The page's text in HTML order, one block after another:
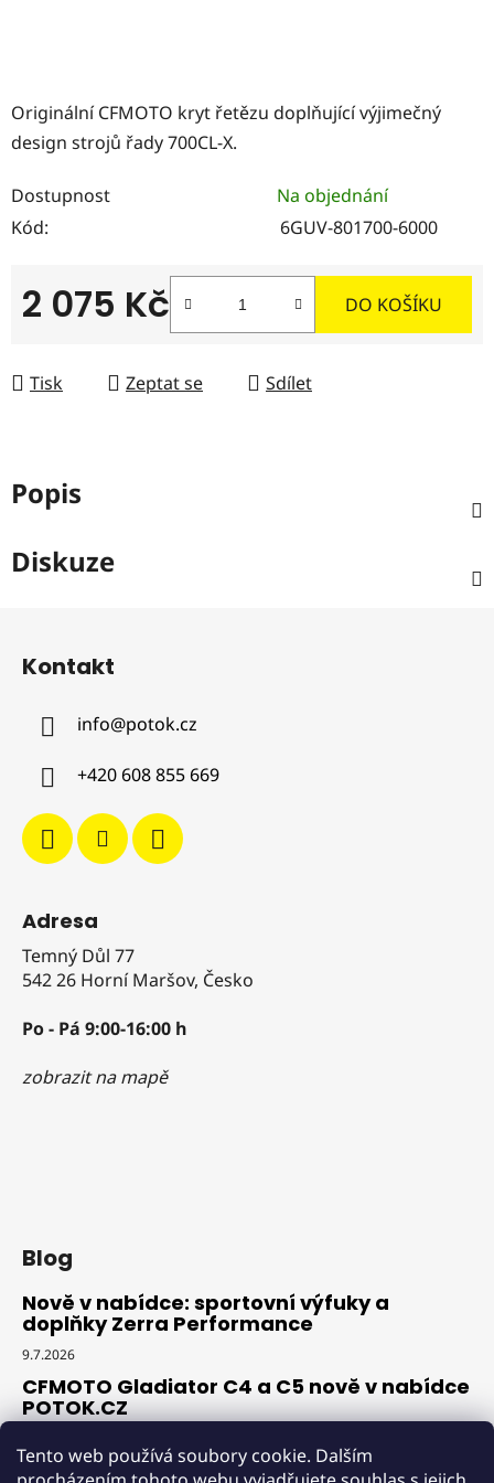
Tento web používá soubory cookie. Dalším
Originální CFMOTO kryt řetězu doplňující výjimečný
design strojů řady 700CL-X.
Dostupnost
Na objednání
Kód:
6GUV-801700-6000
2 075 Kč DO KOŠÍKU
Tisk Zeptat se Sdílet
Popis
Diskuze
Kontakt
info@potok.cz
+420 608 855 669
Adresa
Temný Důl 77
542 26 Horní Maršov, Česko
Po - Pá 9:00-16:00 h
zobrazit na mapě
Blog
Nově v nabídce: sportovní výfuky a
doplňky Zerra Performance
9.7.2026
CFMOTO Gladiator C4 a C5 nově v nabídce
POTOK.CZ
Novinka v nabídce: profesionální